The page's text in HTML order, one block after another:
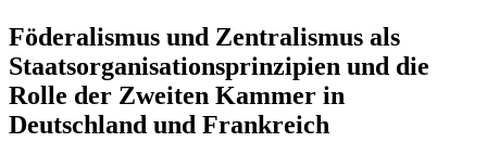
Föderalismus und Zentralismus als
Staatsorganisationsprinzipien und die
Rolle der Zweiten Kammer in
Deutschland und Frankreich